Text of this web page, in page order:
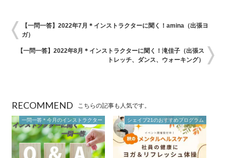
【一問一答】2022年7月＊インストラクターに聞く！amina（出張ヨ
ガ）
【一問一答】2022年8月＊インストラクターに聞く！滝佳子（出張ス
トレッチ、ダンス、ウォーキング）
RECOMMEND こちらの記事も人気です。
一問一答＊今月のインストラクター シェイプ21のおすすめプログラム